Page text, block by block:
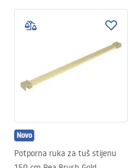
Novo
Potporna ruka za tuš stijenu